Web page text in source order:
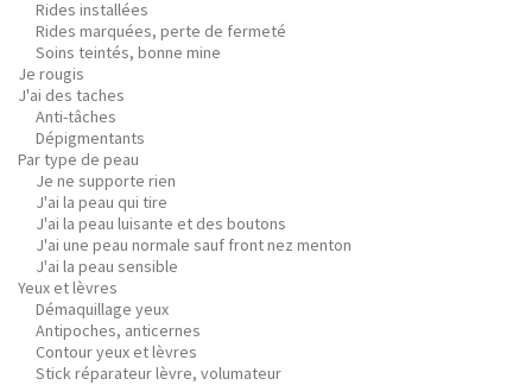
Rides installées
Rides marquées, perte de fermeté
Soins teintés, bonne mine
Je rougis
J'ai des taches
Anti-tâches
Dépigmentants
Par type de peau
Je ne supporte rien
J'ai la peau qui tire
J'ai la peau luisante et des boutons
J'ai une peau normale sauf front nez menton
J'ai la peau sensible
Yeux et lèvres
Démaquillage yeux
Antipoches, anticernes
Contour yeux et lèvres
Stick réparateur lèvre, volumateur